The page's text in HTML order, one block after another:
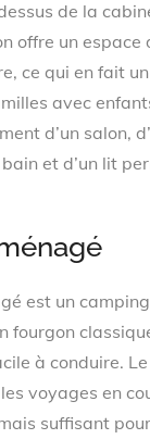
de la
offre un espace
ce qui en fait
avec
d’un salon,
et d’un lit
est un
fourgon
à conduire.
voyages en
suffisant